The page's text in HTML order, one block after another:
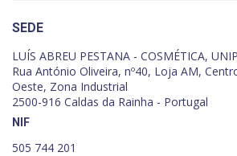
SEDE
LUÍS ABREU PESTANA - COSMÉTICA,
Rua António Oliveira, nº40, Loja AM,
Oeste, Zona Industrial
2500-916 Caldas da Rainha - Portugal
NIF
505 744 201